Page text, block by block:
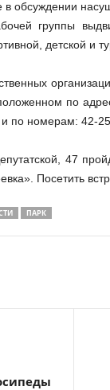
в обсуждении
группы
детской и
по
по номерам: 42-
47
Посетить
ПАРК